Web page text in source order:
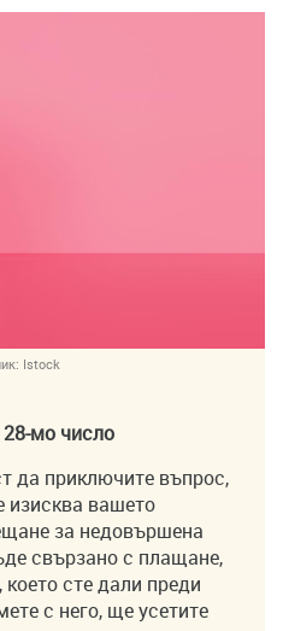
Istock
28-мо число
да приключите въпрос,
изисква вашето
за недовършена
свързано с плащане,
сте дали преди
с него, ще усетите